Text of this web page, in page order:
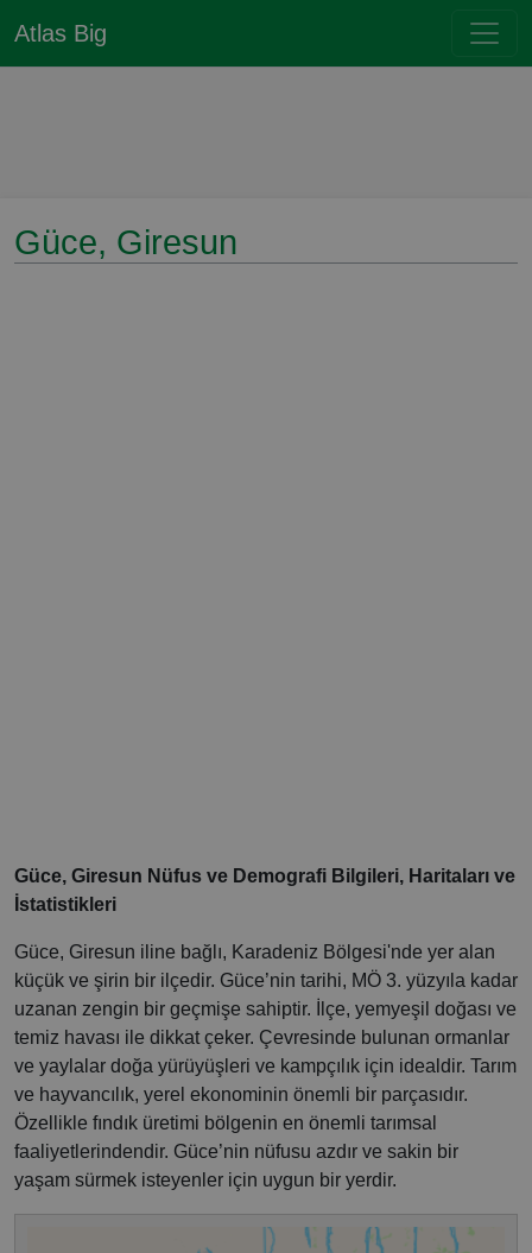
Atlas Big
Güce, Giresun
Güce, Giresun Nüfus ve Demografi Bilgileri, Haritaları ve
İstatistikleri
Güce, Giresun iline bağlı, Karadeniz Bölgesi'nde yer alan
küçük ve şirin bir ilçedir. Güce’nin tarihi, MÖ 3. yüzyıla kadar
uzanan zengin bir geçmişe sahiptir. İlçe, yemyeşil doğası ve
temiz havası ile dikkat çeker. Çevresinde bulunan ormanlar
ve yaylalar doğa yürüyüşleri ve kampçılık için idealdir. Tarım
ve hayvancılık, yerel ekonominin önemli bir parçasıdır.
Özellikle fındık üretimi bölgenin en önemli tarımsal
faaliyetlerindendir. Güce’nin nüfusu azdır ve sakin bir
yaşam sürmek isteyenler için uygun bir yerdir.